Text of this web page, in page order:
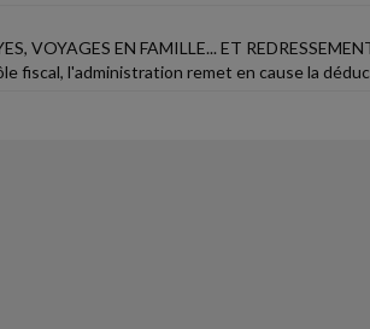
VOYAGES EN FAMILLE... ET
fiscal, l'administration remet en cause la